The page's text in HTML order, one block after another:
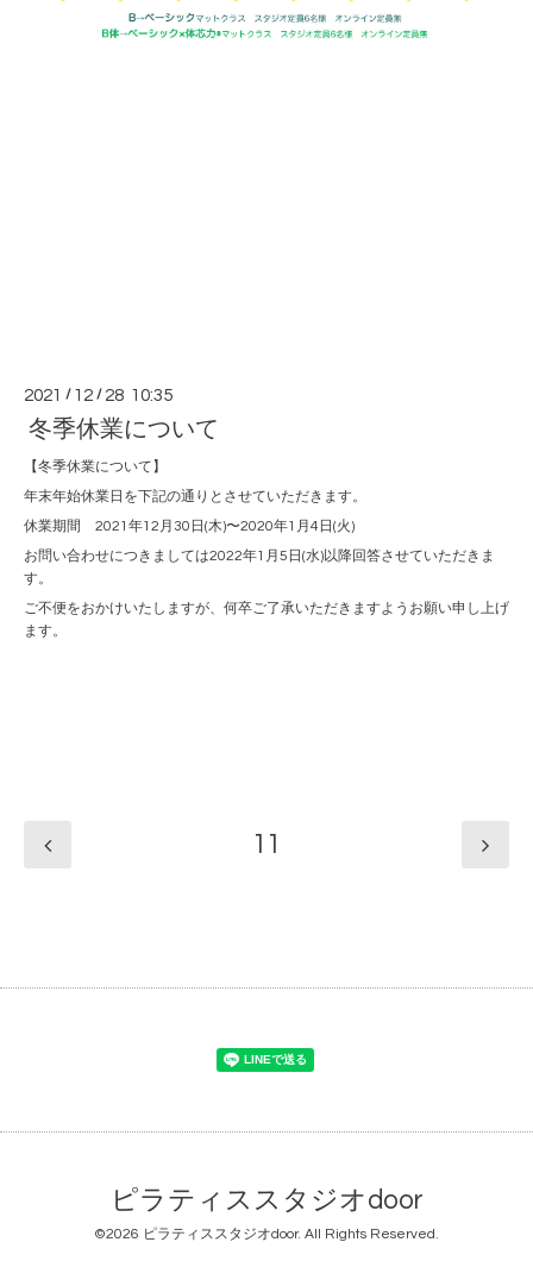
2021 / 12 / 28 10:35
冬季休業について
【冬季休業について】
年末年始休業日を下記の通りとさせていただきます。
休業期間 2021年12月30日(木)〜2020年1月4日(火)
お問い合わせにつきましては2022年1月5日(水)以降回答させていただきま
す。
ご不便をおかけいたしますが、何卒ご了承いただきますようお願い申し上げ
ます。
11
ピラティススタジオdoor
©2026 ピラティススタジオdoor. All Rights Reserved.